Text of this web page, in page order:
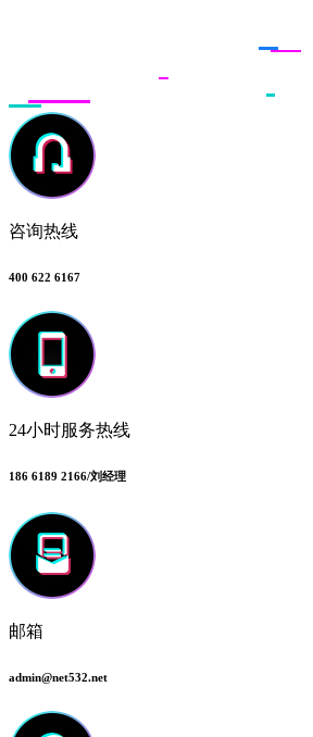
咨询热线
400 622 6167
24小时服务热线
186 6189 2166/刘经理
邮箱
admin@net532.net